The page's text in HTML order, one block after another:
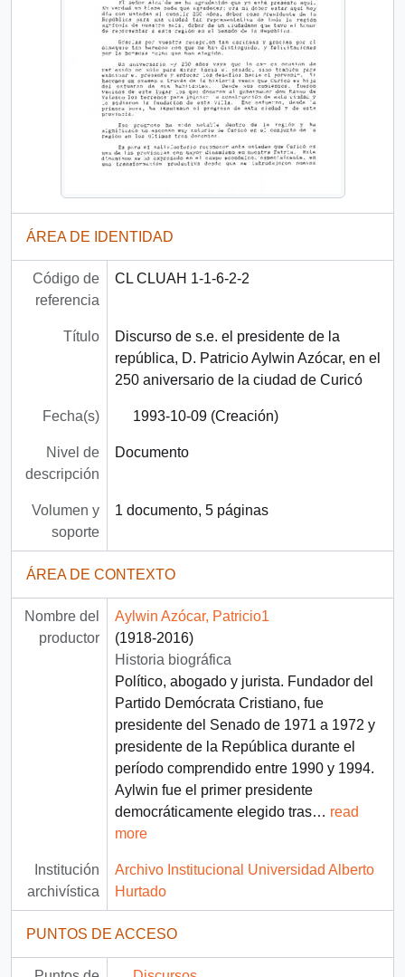
ÁREA DE IDENTIDAD
Código de
referencia
CL CLUAH 1-1-6-2-2
Título
Discurso de s.e. el presidente de la
república, D. Patricio Aylwin Azócar, en el
250 aniversario de la ciudad de Curicó
Fecha(s) 1993-10-09 (Creación)
Nivel de
descripción
Documento
Volumen y
soporte
1 documento, 5 páginas
ÁREA DE CONTEXTO
Nombre del
productor
Aylwin Azócar, Patricio1
(1918-2016)
Historia biográfica
Político, abogado y jurista. Fundador del
Partido Demócrata Cristiano, fue
presidente del Senado de 1971 a 1972 y
presidente de la República durante el
período comprendido entre 1990 y 1994.
Aylwin fue el primer presidente
democráticamente elegido tras… read
more
Institución
archivística
Archivo Institucional Universidad Alberto
Hurtado
PUNTOS DE ACCESO